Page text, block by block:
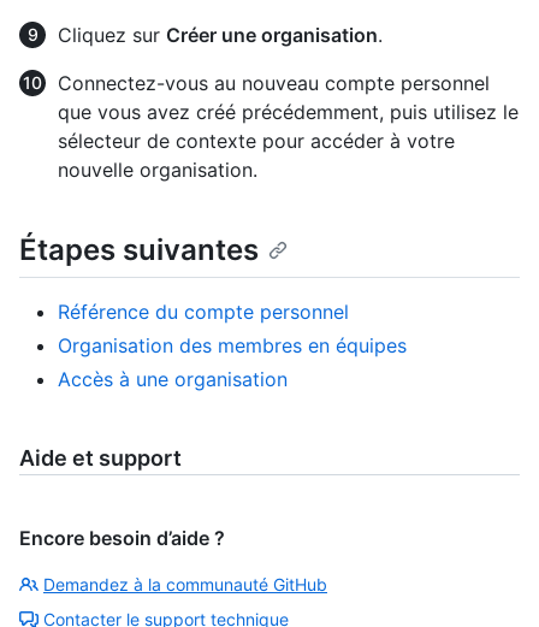
Cliquez sur Créer une organisation.
Connectez-vous au nouveau compte personnel
que vous avez créé précédemment, puis utilisez le
sélecteur de contexte pour accéder à votre
nouvelle organisation.
Étapes suivantes
Référence du compte personnel
Organisation des membres en équipes
Accès à une organisation
Aide et support
Encore besoin d’aide ?
Demandez à la communauté GitHub
Contacter le support technique